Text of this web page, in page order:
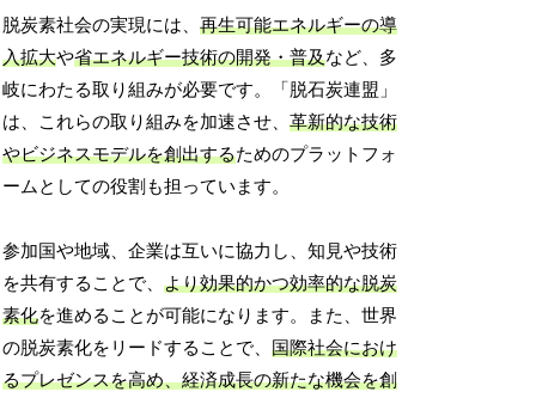
脱炭素社会の実現には、再生可能エネルギーの導
入拡大や省エネルギー技術の開発・普及など、多
岐にわたる取り組みが必要です。「脱石炭連盟」
は、これらの取り組みを加速させ、革新的な技術
やビジネスモデルを創出するためのプラットフォ
ームとしての役割も担っています。
参加国や地域、企業は互いに協力し、知見や技術
を共有することで、より効果的かつ効率的な脱炭
素化を進めることが可能になります。また、世界
の脱炭素化をリードすることで、国際社会におけ
るプレゼンスを高め、経済成長の新たな機会を創